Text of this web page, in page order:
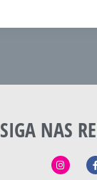
SIGA NAS